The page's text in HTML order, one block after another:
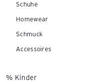
Schuhe
Homewear
Schmuck
Accessoires
% Kinder